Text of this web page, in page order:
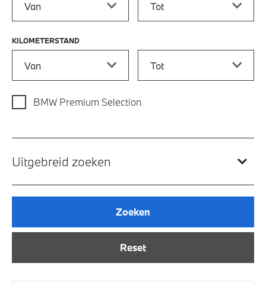
KILOMETERSTAND
BMW Premium Selection
Uitgebreid zoeken
Reset
Zoeken